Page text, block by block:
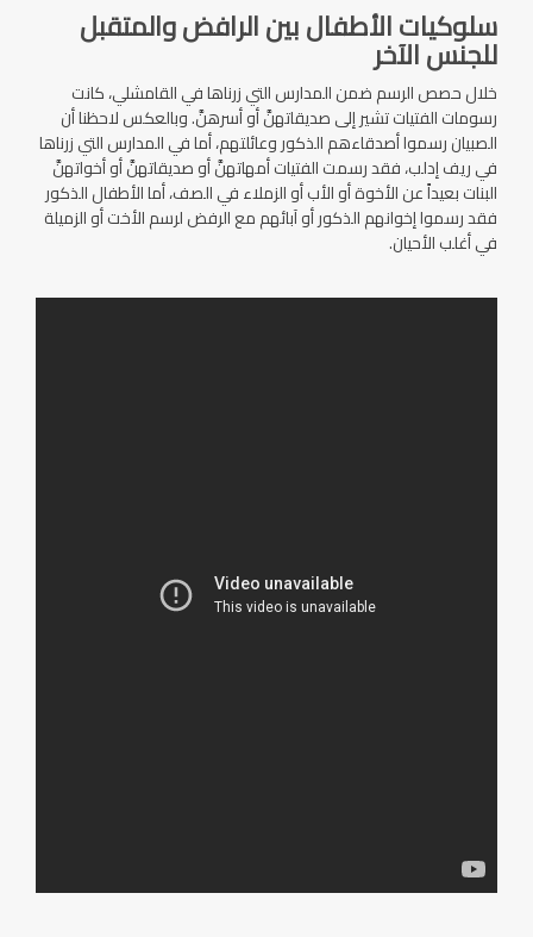
سلوكيات الأطفال بين الرافض والمتقبل
للجنس الآخر
خلال حصص الرسم ضمن المدارس التي زرناها في القامشلي، كانت
رسومات الفتيات تشير إلى صديقاتهنَّ أو أسرهنَّ. وبالعكس لاحظنا أن
الصبيان رسموا أصدقاءهم الذكور وعائلتهم، أما في المدارس التي زرناها
في ريف إدلب، فقد رسمت الفتيات أمهاتهنَّ أو صديقاتهنَّ أو أخواتهنَّ
البنات بعيداً عن الأخوة أو الأب أو الزملاء في الصف، أما الأطفال الذكور
فقد رسموا إخوانهم الذكور أو آبائهم مع الرفض لرسم الأخت أو الزميلة
في أغلب الأحيان.